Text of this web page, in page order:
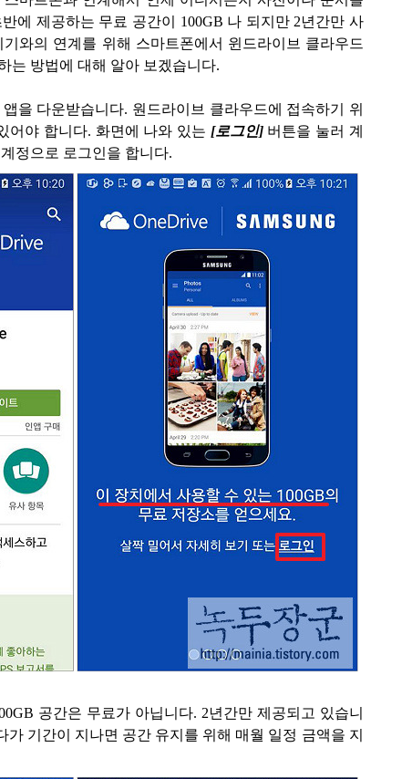
에 제공하는 무료 공간이 100GB 나 되지만 2년간만 사
기와의 연계를 위해 스마트폰에서 윈드라이브 클라우드
는 방법에 대해 알아 보겠습니다.
앱을 다운받습니다. 원드라이브 클라우드에 접속하기 위
어야 합니다. 화면에 나와 있는 [로그인] 버튼을 눌러 계
정으로 로그인을 합니다.
공간은 무료가 아닙니다. 2년간만 제공되고 있습니
가 기간이 지나면 공간 유지를 위해 매월 일정 금액을 지